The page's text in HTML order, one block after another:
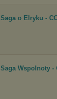
Saga o Elryku -
Saga Wspolnoty -